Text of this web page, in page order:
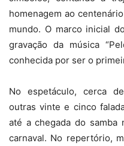
homenagem ao
mundo. O marco inicial
gravação da música
conhecida por ser o
No espetáculo, cerca
outras vinte e cinco
até a chegada do samba
carnaval. No repertório,